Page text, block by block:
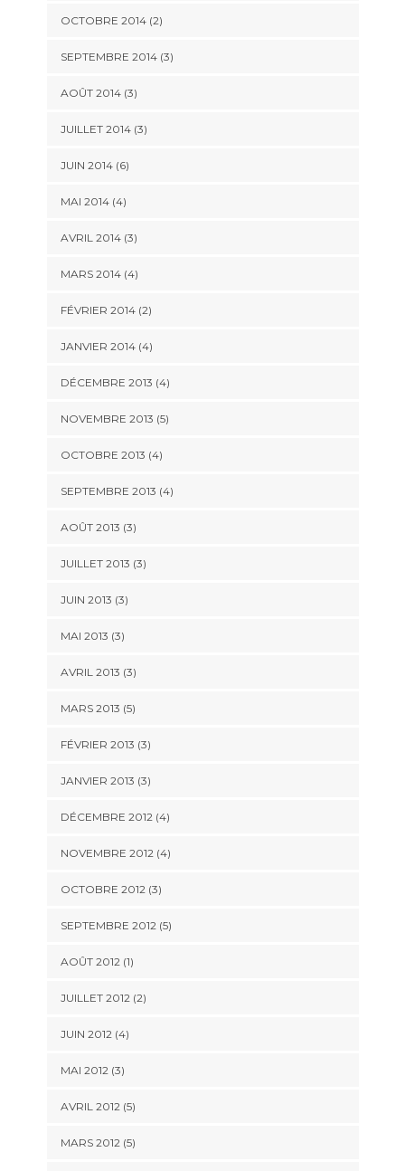
OCTOBRE 2014(2)
SEPTEMBRE 2014(3)
AOÛT 2014(3)
JUILLET 2014(3)
JUIN 2014(6)
MAI 2014(4)
AVRIL 2014(3)
MARS 2014(4)
FÉVRIER 2014(2)
JANVIER 2014(4)
DÉCEMBRE 2013 (4)
NOVEMBRE 2013 (5)
OCTOBRE 2013 (4)
SEPTEMBRE 2013 (4)
AOÛT 2013 (3)
JUILLET 2013 (3)
JUIN 2013 (3)
MAI 2013 (3)
AVRIL 2013 (3)
MARS 2013 (5)
FÉVRIER 2013 (3)
JANVIER 2013 (3)
DÉCEMBRE 2012(4)
NOVEMBRE 2012(4)
OCTOBRE 2012(3)
SEPTEMBRE 2012(5)
AOÛT 2012(1)
JUILLET 2012(2)
JUIN 2012(4)
MAI 2012(3)
AVRIL 2012(5)
MARS 2012(5)